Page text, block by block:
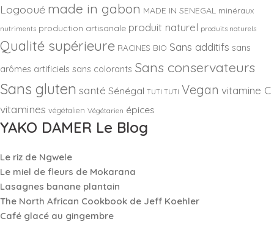
Logooué made in gabon MADE IN SENEGAL minéraux
nutriments production artisanale produit naturel produits naturels
Qualité supérieure RACINES BIO Sans additifs sans
arômes artificiels sans colorants Sans conservateurs
Sans gluten santé Sénégal TUTI TUTI Vegan vitamine C
vitamines végétalien Végétarien épices
YAKO DAMER Le Blog
Le riz de Ngwele
Le miel de fleurs de Mokarana
Lasagnes banane plantain
The North African Cookbook de Jeff Koehler
Café glacé au gingembre